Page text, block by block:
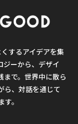
するアイデアを集
ジーから、デザイ
まで。世界中に散ら
ら、対話を通じて
。